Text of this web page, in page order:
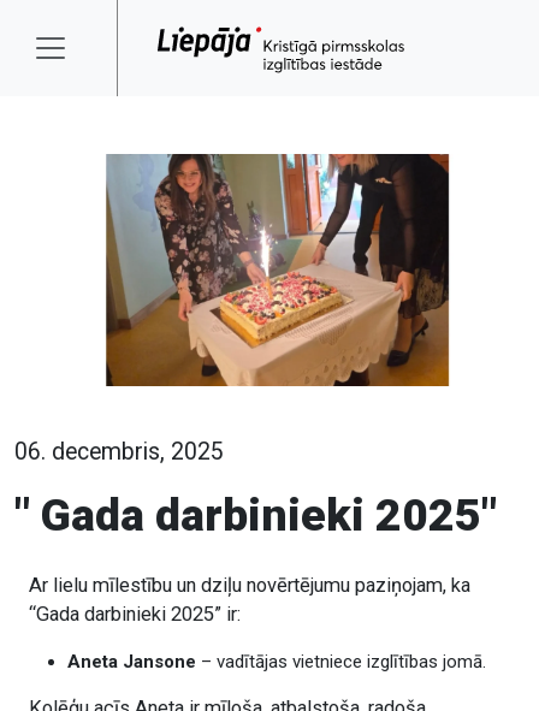
06. decembris, 2025
" Gada darbinieki 2025"
Ar lielu mīlestību un dziļu novērtējumu paziņojam, ka
“Gada darbinieki 2025” ir:
Aneta Jansone – vadītājas vietniece izglītības jomā.